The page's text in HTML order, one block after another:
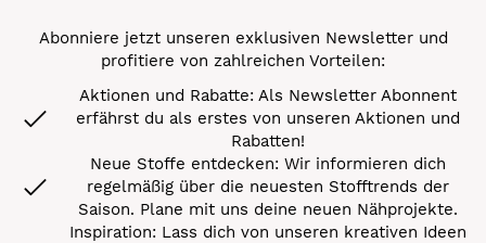
Abonniere jetzt unseren exklusiven Newsletter und
profitiere von zahlreichen Vorteilen:
Aktionen und Rabatte: Als Newsletter Abonnent
erfährst du als erstes von unseren Aktionen und
Rabatten!
Neue Stoffe entdecken: Wir informieren dich
regelmäßig über die neuesten Stofftrends der
Saison. Plane mit uns deine neuen Nähprojekte.
Inspiration: Lass dich von unseren kreativen Ideen